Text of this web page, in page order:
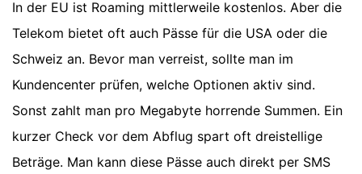
In der EU ist Roaming mittlerweile kostenlos. Aber die
Telekom bietet oft auch Pässe für die USA oder die
Schweiz an. Bevor man verreist, sollte man im
Kundencenter prüfen, welche Optionen aktiv sind.
Sonst zahlt man pro Megabyte horrende Summen. Ein
kurzer Check vor dem Abflug spart oft dreistellige
Beträge. Man kann diese Pässe auch direkt per SMS